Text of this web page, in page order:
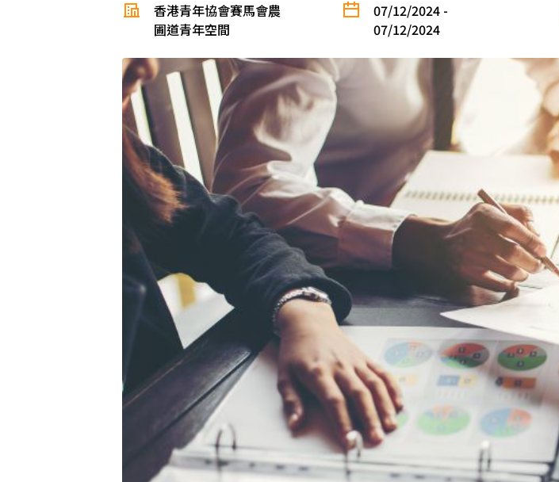
香港青年協會賽馬會農
圃道青年空間
07/12/2024 -
07/12/2024